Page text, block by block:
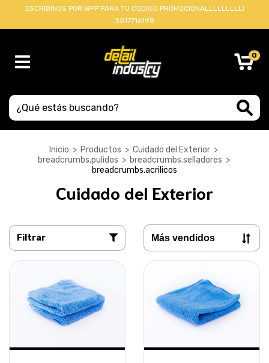
ESCRIBINOS POR WPP PARA TU CODIGO PROMOCIONALLLLLLLLL!
3517716198
0
Inicio > Productos > Cuidado del Exterior >
breadcrumbs.pulidos > breadcrumbs.selladores >
breadcrumbs.acrilicos
Cuidado del Exterior
Filtrar